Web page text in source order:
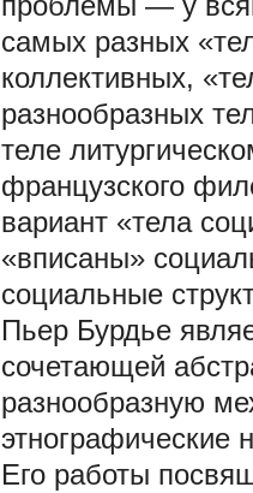
самых разных
коллективных,
разнообразных
теле
французского
вариант «тела
«вписаны»
социальные
Пьер Бурдье
сочетающей
разнообразную
этнографические
Его работы